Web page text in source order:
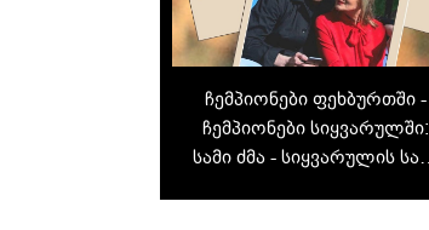
ჩემპიონები ფეხბურთში -
ჩემპიონები სიყვარულში:
სამი ძმა - სიყვარულის სამი